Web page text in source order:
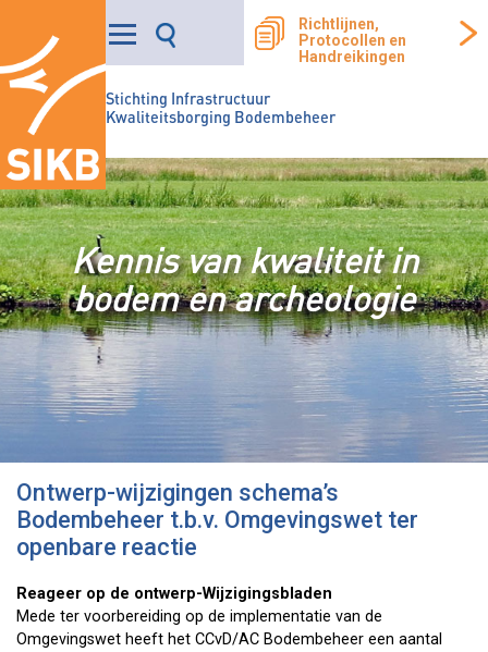
Stichting Infrastructuur
Kwaliteitsborging Bodembeheer
Richtlijnen,
Protocollen en
Handreikingen
Kennis van kwaliteit in
bodem en archeologie
Ontwerp-wijzigingen schema’s
Bodembeheer t.b.v. Omgevingswet ter
openbare reactie
Reageer op de ontwerp-Wijzigingsbladen
Mede ter voorbereiding op de implementatie van de
Omgevingswet heeft het CCvD/AC Bodembeheer een aantal